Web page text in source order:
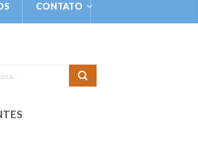
CONTATO